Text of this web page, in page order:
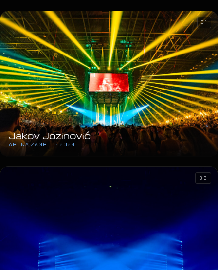
Jakov Jozinović
ARENA ZAGREB · 2026
31
09